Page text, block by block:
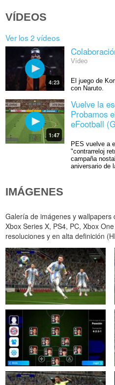
VÍDEOS
Ver los 2 vídeos
4:23
Vídeo
El juego de
con Naruto.
1:47
Vuelve la
Probamos
eFootball
PES vuelve a
"contrarreloj
campaña
aniversario de
IMÁGENES
Galería de imágenes y
Xbox Series X, PS4, PC, Xbox
resoluciones y en alta definición